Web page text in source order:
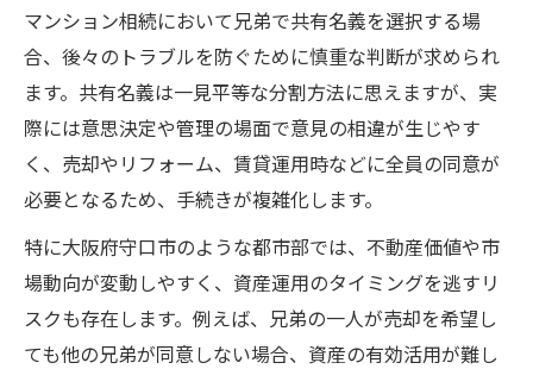
マンション相続において兄弟で共有名義を選択する場
合、後々のトラブルを防ぐために慎重な判断が求められ
ます。共有名義は一見平等な分割方法に思えますが、実
際には意思決定や管理の場面で意見の相違が生じやす
く、売却やリフォーム、賃貸運用時などに全員の同意が
必要となるため、手続きが複雑化します。
特に大阪府守口市のような都市部では、不動産価値や市
場動向が変動しやすく、資産運用のタイミングを逃すリ
スクも存在します。例えば、兄弟の一人が売却を希望し
ても他の兄弟が同意しない場合、資産の有効活用が難し